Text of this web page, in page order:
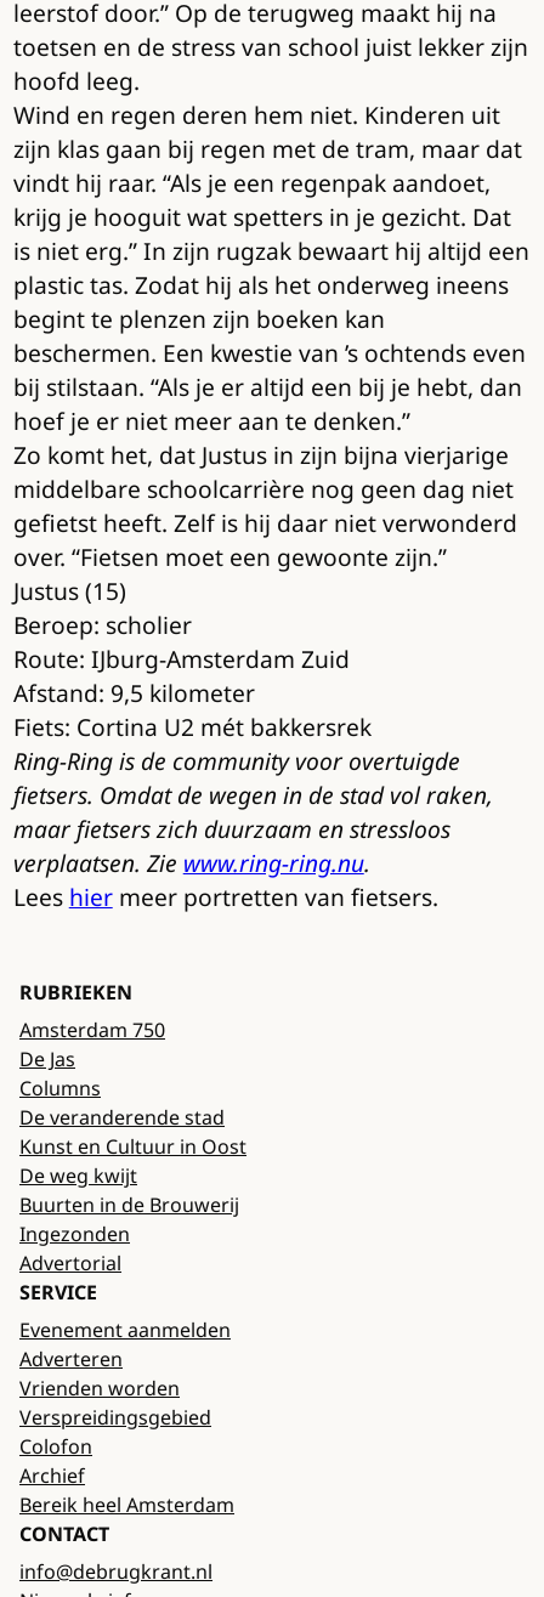
leerstof door.” Op de terugweg maakt hij na
toetsen en de stress van school juist lekker zijn
hoofd leeg.
Wind en regen deren hem niet. Kinderen uit
zijn klas gaan bij regen met de tram, maar dat
vindt hij raar. “Als je een regenpak aandoet,
krijg je hooguit wat spetters in je gezicht. Dat
is niet erg.” In zijn rugzak bewaart hij altijd een
plastic tas. Zodat hij als het onderweg ineens
begint te plenzen zijn boeken kan
beschermen. Een kwestie van ’s ochtends even
bij stilstaan. “Als je er altijd een bij je hebt, dan
hoef je er niet meer aan te denken.”
Zo komt het, dat Justus in zijn bijna vierjarige
middelbare schoolcarrière nog geen dag niet
gefietst heeft. Zelf is hij daar niet verwonderd
over. “Fietsen moet een gewoonte zijn.”
Justus (15)
Beroep: scholier
Route: IJburg-Amsterdam Zuid
Afstand: 9,5 kilometer
Fiets: Cortina U2 mét bakkersrek
Ring-Ring is de community voor overtuigde
fietsers. Omdat de wegen in de stad vol raken,
maar fietsers zich duurzaam en stressloos
verplaatsen. Zie www.ring-ring.nu.
Lees hiermeer portretten van fietsers.
RUBRIEKEN
Amsterdam 750
De Jas
Columns
De veranderende stad
Kunst en Cultuur in Oost
De weg kwijt
Buurten in de Brouwerij
Ingezonden
Advertorial
SERVICE
Evenement aanmelden
Adverteren
Vrienden worden
Verspreidingsgebied
Colofon
Archief
Bereik heel Amsterdam
CONTACT
info@debrugkrant.nl